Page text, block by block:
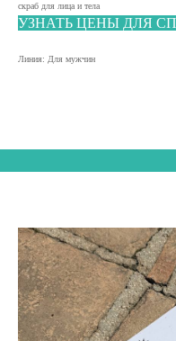
скраб для лица и тела
УЗНАТЬ ЦЕНЫ ДЛЯ
Линия: Для мужчин